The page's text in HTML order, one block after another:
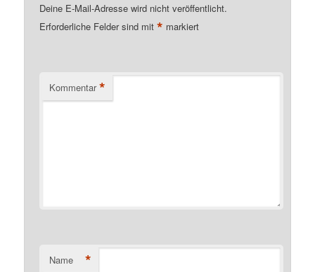
Deine E-Mail-Adresse wird nicht veröffentlicht.
Erforderliche Felder sind mit* markiert
Kommentar *
Name *